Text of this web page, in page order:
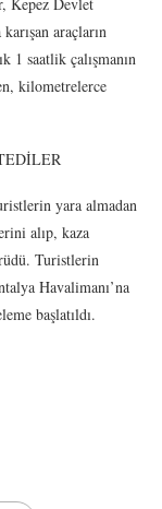
araçların
1 saatlik çalışmanın
kilometrelerce
yara almadan
alıp, kaza
Turistlerin
Havalimanı’na
başlatıldı.